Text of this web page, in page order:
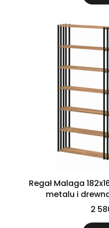
Regał Malaga
metalu i
2